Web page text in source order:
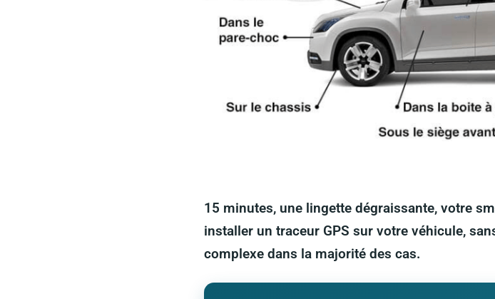
15 minutes, une lingette dégraissante, votre
installer un traceur GPS sur votre véhicule,
complexe dans la majorité des cas.